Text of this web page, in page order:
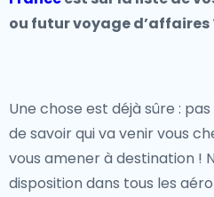
ou futur voyage d’affaires
Une chose est déjà sûre :
de savoir qui va venir vous
vous amener à destination !
disposition dans tous les